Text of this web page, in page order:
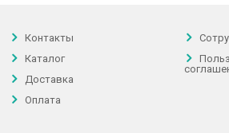
Контакты
Каталог
Доставка
Оплата